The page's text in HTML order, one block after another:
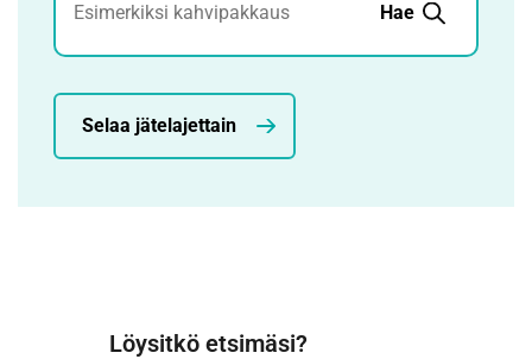
Hae
Selaa jätelajettain
Löysitkö etsimäsi?